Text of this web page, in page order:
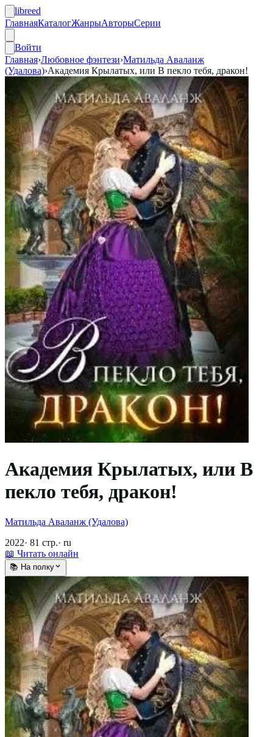
libreed
ГлавнаяКаталогЖанрыАвторыСерии
Войти
Главная›Любовное фэнтези›Матильда Аваланж
(Удалова)›Академия Крылатых, или В пекло тебя, дракон!
Академия Крылатых, или В
пекло тебя, дракон!
Матильда Аваланж (Удалова)
2022· 81 стр.· ru
📖 Читать онлайн
📚 На полку